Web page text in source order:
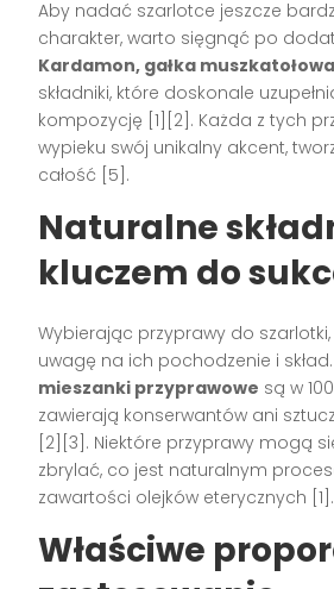
Aby nadać szarlotce jeszcze
charakter, warto sięgnąć po
Kardamon, gałka
składniki, które doskonale
kompozycję [1][2]. Każda z tych
wypieku swój unikalny akcent,
całość [5].
Naturalne
kluczem do
Wybierając przyprawy do
uwagę na ich pochodzenie i
mieszanki przyprawowe są w
zawierają konserwantów ani
[2][3]. Niektóre przyprawy mogą
zbrylać, co jest naturalnym
zawartości olejków eterycznych [1].
Właściwe